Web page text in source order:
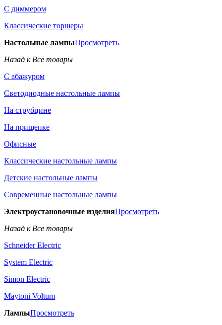
С диммером
Классические торшеры
Настольные лампыПросмотреть
Назад к Все товары
С абажуром
Светодиодные настольные лампы
На струбцине
На прищепке
Офисные
Классические настольные лампы
Детские настольные лампы
Современные настольные лампы
Электроустановочные изделияПросмотреть
Назад к Все товары
Schneider Electric
System Electric
Simon Electric
Maytoni Voltum
ЛампыПросмотреть